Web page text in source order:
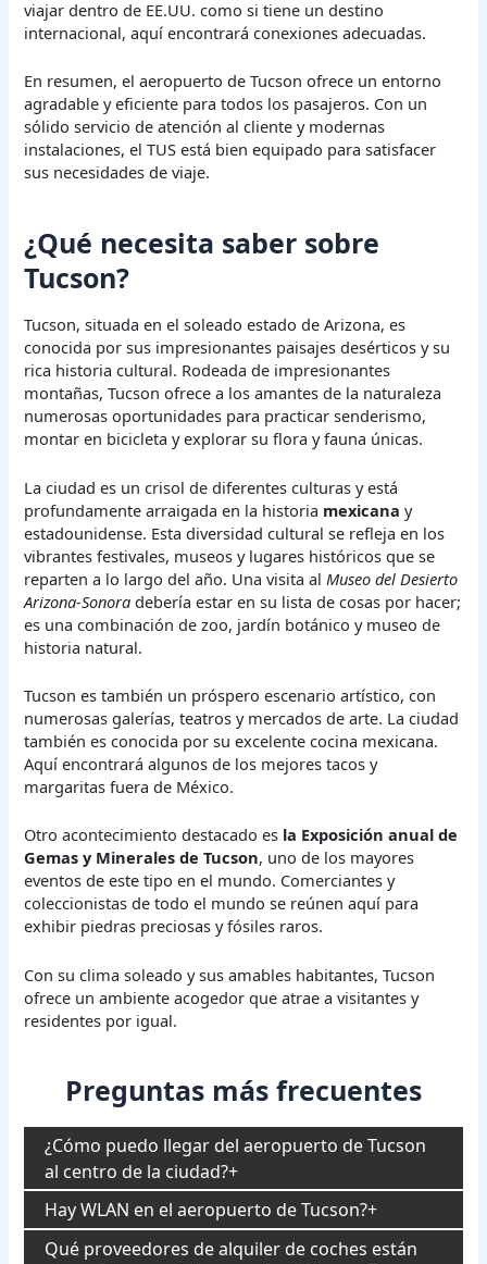
viajar dentro de EE.UU. como si tiene un destino
internacional, aquí encontrará conexiones adecuadas.
En resumen, el aeropuerto de Tucson ofrece un entorno
agradable y eficiente para todos los pasajeros. Con un
sólido servicio de atención al cliente y modernas
instalaciones, el TUS está bien equipado para satisfacer
sus necesidades de viaje.
¿Qué necesita saber sobre
Tucson?
Tucson, situada en el soleado estado de Arizona, es
conocida por sus impresionantes paisajes desérticos y su
rica historia cultural. Rodeada de impresionantes
montañas, Tucson ofrece a los amantes de la naturaleza
numerosas oportunidades para practicar senderismo,
montar en bicicleta y explorar su flora y fauna únicas.
La ciudad es un crisol de diferentes culturas y está
profundamente arraigada en la historia mexicana y
estadounidense. Esta diversidad cultural se refleja en los
vibrantes festivales, museos y lugares históricos que se
reparten a lo largo del año. Una visita al Museo del Desierto
Arizona-Sonora debería estar en su lista de cosas por hacer;
es una combinación de zoo, jardín botánico y museo de
historia natural.
Tucson es también un próspero escenario artístico, con
numerosas galerías, teatros y mercados de arte. La ciudad
también es conocida por su excelente cocina mexicana.
Aquí encontrará algunos de los mejores tacos y
margaritas fuera de México.
Otro acontecimiento destacado es la Exposición anual de
Gemas y Minerales de Tucson, uno de los mayores
eventos de este tipo en el mundo. Comerciantes y
coleccionistas de todo el mundo se reúnen aquí para
exhibir piedras preciosas y fósiles raros.
Con su clima soleado y sus amables habitantes, Tucson
ofrece un ambiente acogedor que atrae a visitantes y
residentes por igual.
Preguntas más frecuentes
¿Cómo puedo llegar del aeropuerto de Tucson
al centro de la ciudad?
Hay WLAN en el aeropuerto de Tucson?
Qué proveedores de alquiler de coches están